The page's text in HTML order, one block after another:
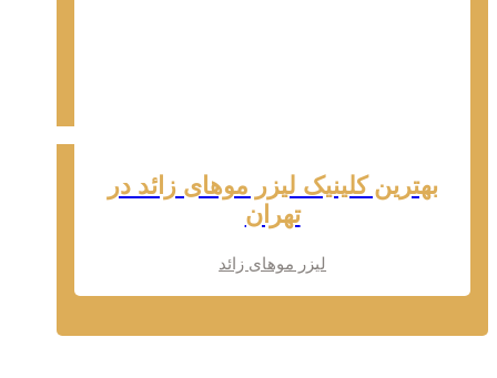
بهترین کلینیک لیزر موهای زائد در
تهران
لیزر موهای زائد